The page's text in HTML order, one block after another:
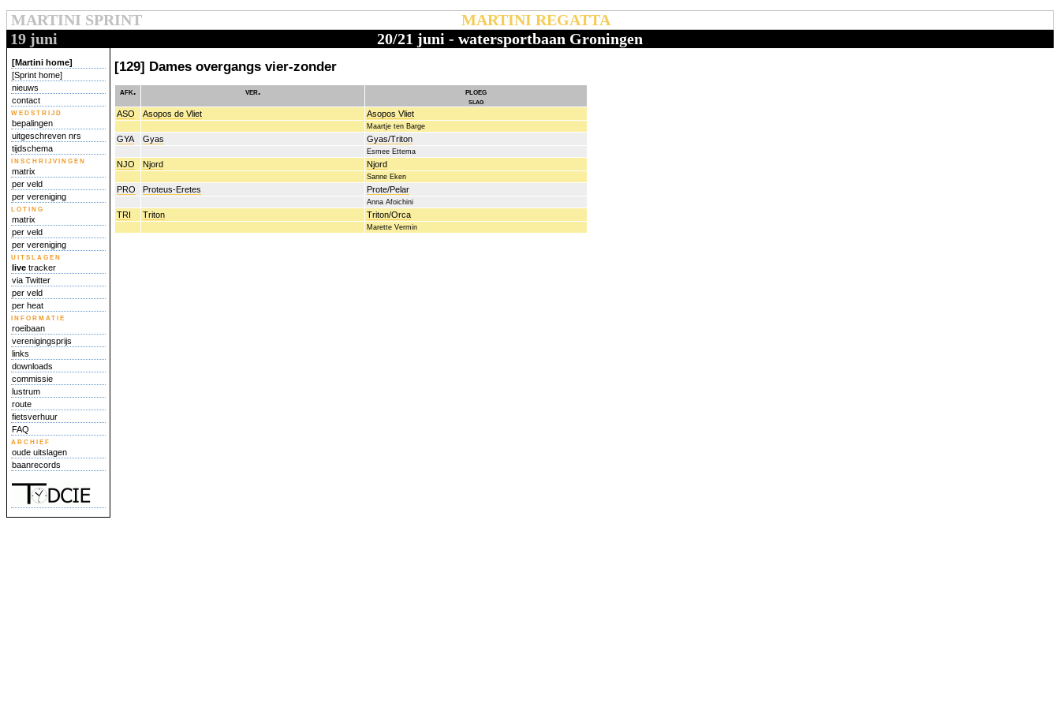
MARTINI SPRINT
MARTINI REGATTA
19 juni
20/21 juni - watersportbaan Groningen
[Martini home]
[Sprint home]
nieuws
contact
wedstrijd
bepalingen
uitgeschreven nrs
tijdschema
inschrijvingen
matrix
per veld
per vereniging
loting
matrix
per veld
per vereniging
uitslagen
live tracker
via Twitter
per veld
per heat
informatie
roeibaan
verenigingsprijs
links
downloads
commissie
lustrum
route
fietsverhuur
FAQ
archief
oude uitslagen
baanrecords
[129] Dames overgangs vier-zonder
afk. ver. ploeg
slag
ASO Asopos de Vliet Asopos Vliet
Maartje ten Barge
GYA Gyas Gyas/Triton
Esmee Ettema
NJO Njord Njord
Sanne Eken
PRO Proteus-Eretes Prote/Pelar
Anna Afoichini
TRI Triton Triton/Orca
Marette Vermin